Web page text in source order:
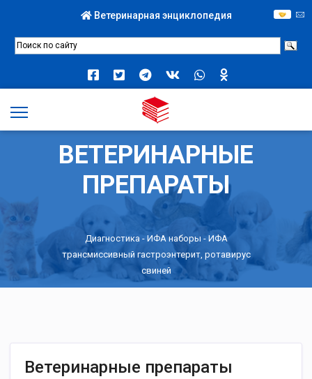
Ветеринарная энциклопедия
ВЕТЕРИНАРНЫЕ
ПРЕПАРАТЫ
Диагностика - ИФА наборы - ИФА
трансмиссивный гастроэнтерит, ротавирус
свиней
Ветеринарные препараты